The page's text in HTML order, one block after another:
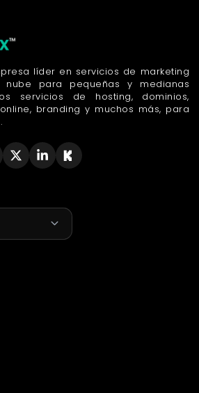
líder en servicios de marketing
para pequeñas y medianas
servicios de hosting, dominios,
branding y muchos más, para